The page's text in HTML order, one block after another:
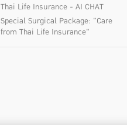
Thai Life Insurance - AI CHAT
Special Surgical Package: "Care
from Thai Life Insurance"